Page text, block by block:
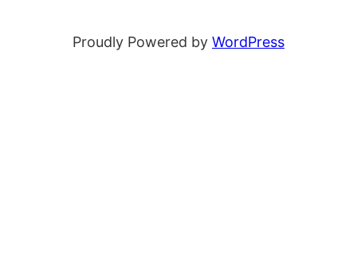
Proudly Powered by WordPress